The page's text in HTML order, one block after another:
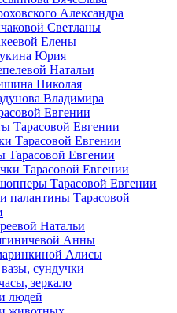
Александра
Светланы
Елены
Юрия
Натальи
Николая
Владимира
Евгении
Тарасовой Евгении
Тарасовой Евгении
Тарасовой Евгении
Тарасовой Евгении
Тарасовой Евгении
палантины Тарасовой
Натальи
Анны
Алисы
сундучки
зеркало
людей